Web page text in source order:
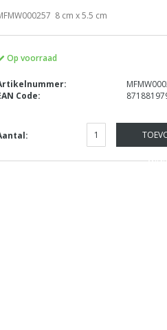
8 cm x 5.5 cm
Op voorraad
Code: